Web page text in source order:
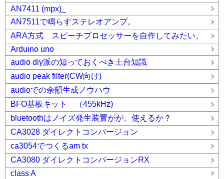
AN7411 (mpx)_
AN7511で鳴らすステレオアンプ。
ARA方式 スピーチプロセッサーを自作してみたい。
Arduino uno
audio diy派の知っておくべき土台知識
audio peak filter(CW向け)
audioでの余韻生成ノウハウ
BFO基板キット （455kHz)
bluetoothはノイズ発生装置がが、使えるか？
CA3028 ダイレクトコンバージョン
ca3054でつくるam tx
CA3080 ダイレクトコンバージョンRX
class A